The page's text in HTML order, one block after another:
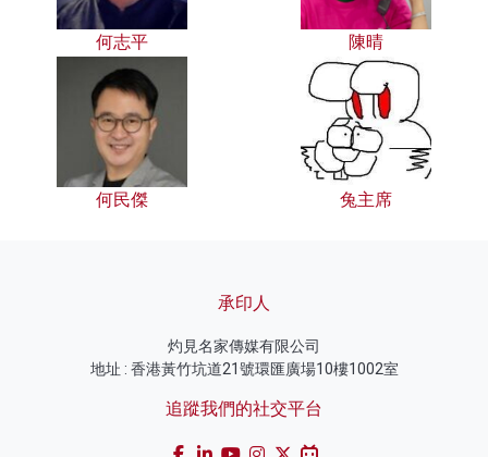
何志平 陳晴
何民傑 兔主席
承印人
灼見名家傳媒有限公司
地址 : 香港黃竹坑道21號環匯廣場10樓1002室
追蹤我們的社交平台